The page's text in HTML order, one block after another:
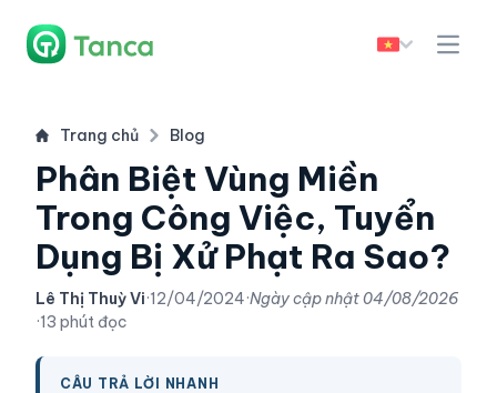
Trang chủ Blog
Phân Biệt Vùng Miền
Trong Công Việc, Tuyển
Dụng Bị Xử Phạt Ra Sao?
Lê Thị Thuỳ Vi·12/04/2024·Ngày cập nhật04/08/2026
·13 phút đọc
CÂU TRẢ LỜI NHANH